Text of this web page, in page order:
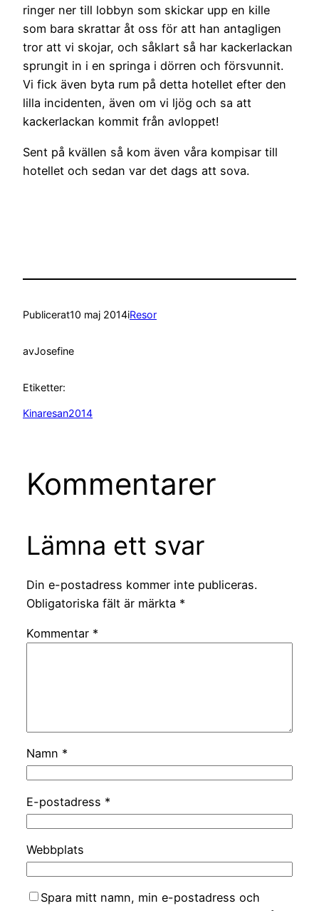
ringer ner till lobbyn som skickar upp en kille
som bara skrattar åt oss för att han antagligen
tror att vi skojar, och såklart så har kackerlackan
sprungit in i en springa i dörren och försvunnit.
Vi fick även byta rum på detta hotellet efter den
lilla incidenten, även om vi ljög och sa att
kackerlackan kommit från avloppet!
Sent på kvällen så kom även våra kompisar till
hotellet och sedan var det dags att sova.
Publicerat10 maj 2014iResor
avJosefine
Etiketter:
Kinaresan2014
Kommentarer
Lämna ett svar
Din e-postadress kommer inte publiceras.
Obligatoriska fält är märkta *
Kommentar *
Namn *
E-postadress *
Webbplats
Spara mitt namn, min e-postadress och